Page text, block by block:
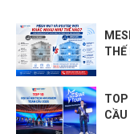
THẾ
TOP